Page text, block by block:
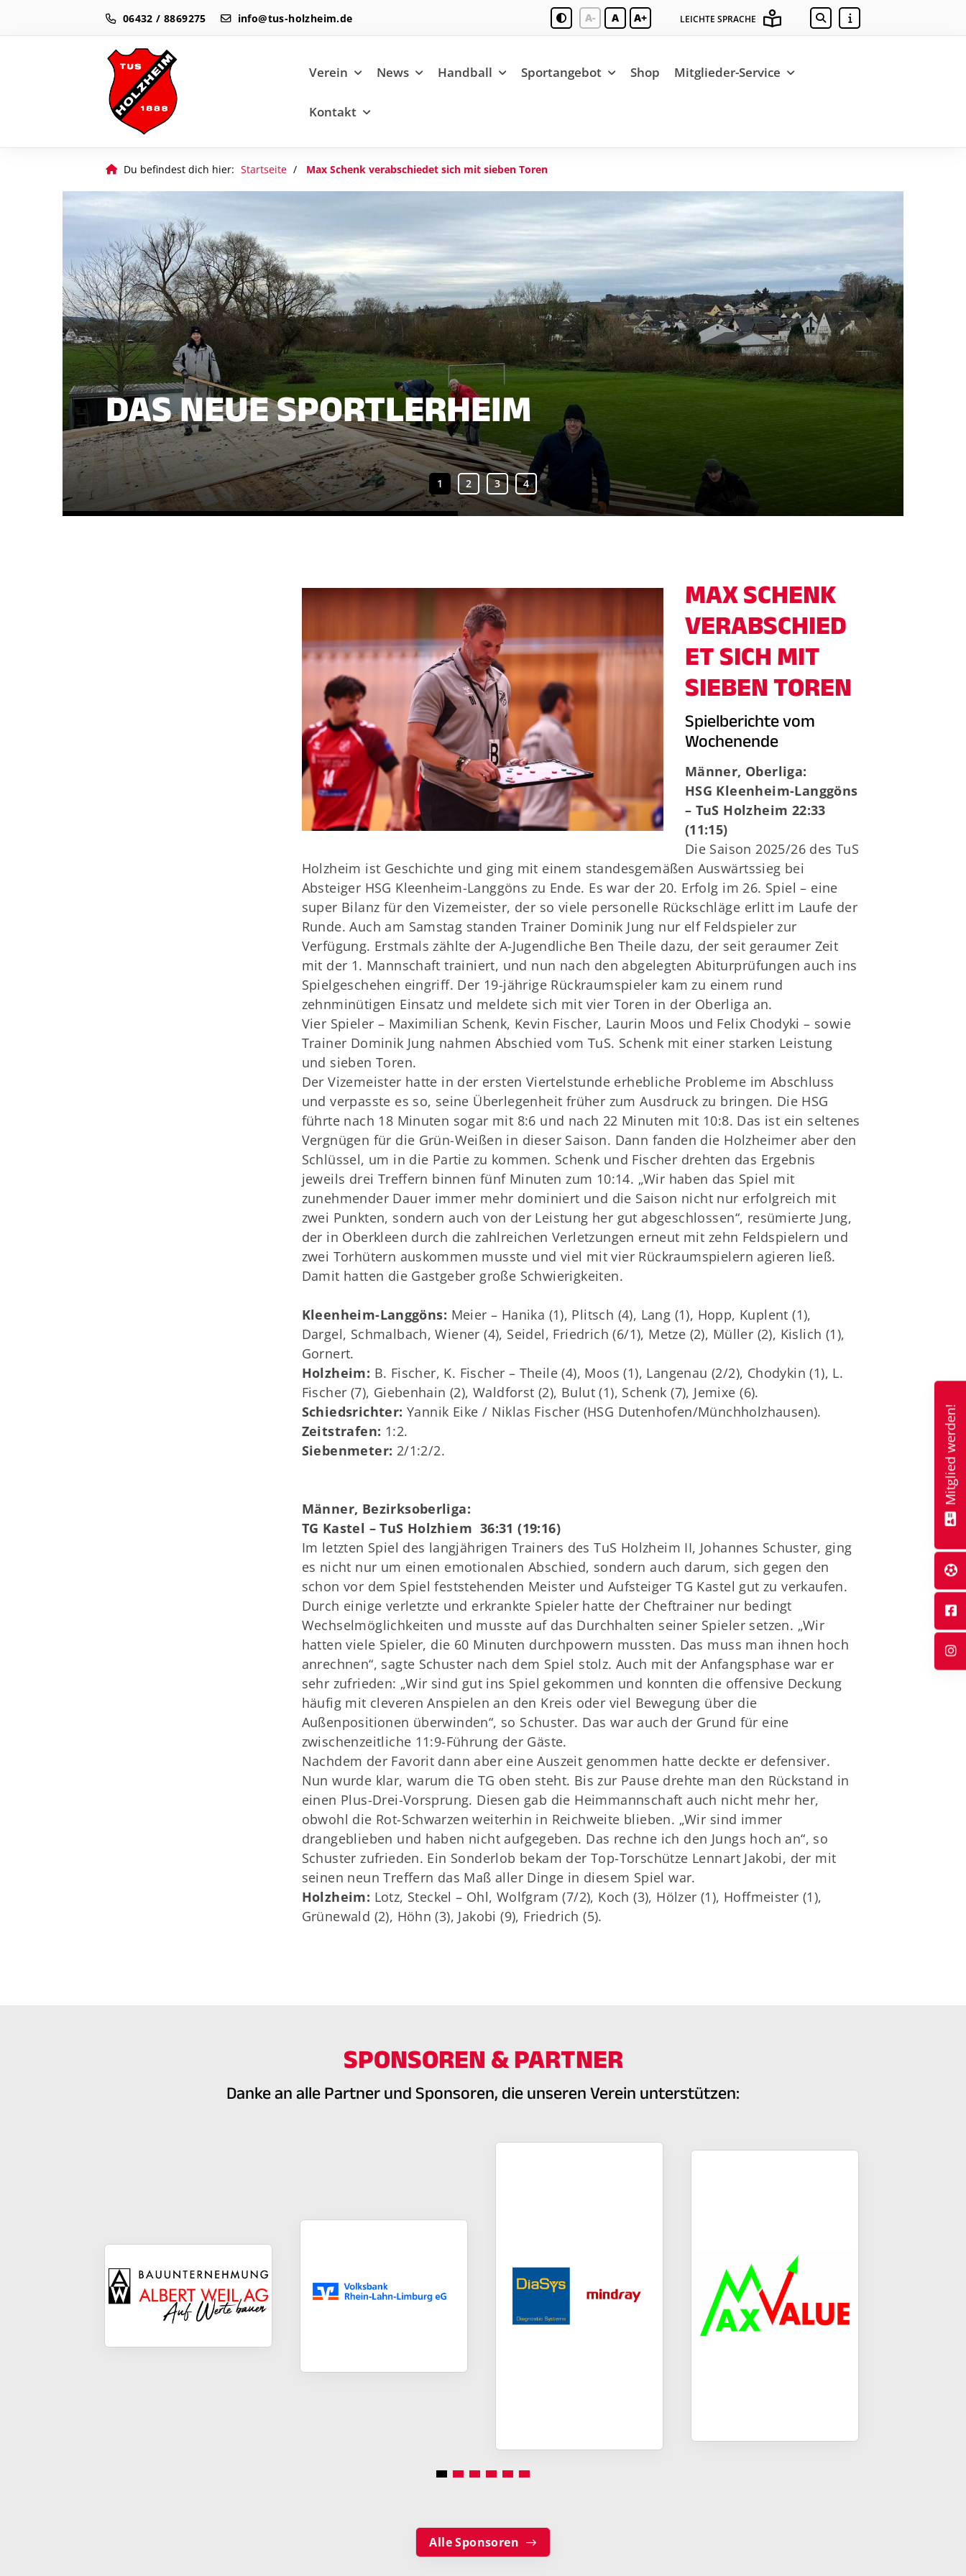
06432 / 8869275 info@tus-holzheim.de A- A A+ LEICHTE SPRACHE
Verein News Handball Sportangebot Shop Mitglieder-Service
Kontakt
Du befindest dich hier: Startseite Max Schenk verabschiedet sich mit sieben Toren
DAS NEUE SPORTLERHEIM
MAX SCHENK
VERABSCHIED
ET SICH MIT
SIEBEN TOREN
Spielberichte vom
Wochenende
Männer, Oberliga:
HSG Kleenheim-Langgöns
– TuS Holzheim 22:33
(11:15)
Die Saison 2025/26 des TuS
Holzheim ist Geschichte und ging mit einem standesgemäßen Auswärtssieg bei
Absteiger HSG Kleenheim-Langgöns zu Ende. Es war der 20. Erfolg im 26. Spiel – eine
super Bilanz für den Vizemeister, der so viele personelle Rückschläge erlitt im Laufe der
Runde. Auch am Samstag standen Trainer Dominik Jung nur elf Feldspieler zur
Verfügung. Erstmals zählte der A-Jugendliche Ben Theile dazu, der seit geraumer Zeit
mit der 1. Mannschaft trainiert, und nun nach den abgelegten Abiturprüfungen auch ins
Spielgeschehen eingriff. Der 19-jährige Rückraumspieler kam zu einem rund
zehnminütigen Einsatz und meldete sich mit vier Toren in der Oberliga an.
Vier Spieler – Maximilian Schenk, Kevin Fischer, Laurin Moos und Felix Chodyki – sowie
Trainer Dominik Jung nahmen Abschied vom TuS. Schenk mit einer starken Leistung
und sieben Toren.
Der Vizemeister hatte in der ersten Viertelstunde erhebliche Probleme im Abschluss
und verpasste es so, seine Überlegenheit früher zum Ausdruck zu bringen. Die HSG
führte nach 18 Minuten sogar mit 8:6 und nach 22 Minuten mit 10:8. Das ist ein seltenes
Vergnügen für die Grün-Weißen in dieser Saison. Dann fanden die Holzheimer aber den
Schlüssel, um in die Partie zu kommen. Schenk und Fischer drehten das Ergebnis
jeweils drei Treffern binnen fünf Minuten zum 10:14. „Wir haben das Spiel mit
zunehmender Dauer immer mehr dominiert und die Saison nicht nur erfolgreich mit
zwei Punkten, sondern auch von der Leistung her gut abgeschlossen“, resümierte Jung,
der in Oberkleen durch die zahlreichen Verletzungen erneut mit zehn Feldspielern und
zwei Torhütern auskommen musste und viel mit vier Rückraumspielern agieren ließ.
Damit hatten die Gastgeber große Schwierigkeiten.
Kleenheim-Langgöns: Meier – Hanika (1), Plitsch (4), Lang (1), Hopp, Kuplent (1),
Dargel, Schmalbach, Wiener (4), Seidel, Friedrich (6/1), Metze (2), Müller (2), Kislich (1),
Gornert.
Holzheim: B. Fischer, K. Fischer – Theile (4), Moos (1), Langenau (2/2), Chodykin (1), L.
Fischer (7), Giebenhain (2), Waldforst (2), Bulut (1), Schenk (7), Jemixe (6).
Schiedsrichter: Yannik Eike / Niklas Fischer (HSG Dutenhofen/Münchholzhausen).
Zeitstrafen: 1:2.
Siebenmeter: 2/1:2/2.
Männer, Bezirksoberliga:
TG Kastel – TuS Holzhiem 36:31 (19:16)
Im letzten Spiel des langjährigen Trainers des TuS Holzheim II, Johannes Schuster, ging
es nicht nur um einen emotionalen Abschied, sondern auch darum, sich gegen den
schon vor dem Spiel feststehenden Meister und Aufsteiger TG Kastel gut zu verkaufen.
Durch einige verletzte und erkrankte Spieler hatte der Cheftrainer nur bedingt
Wechselmöglichkeiten und musste auf das Durchhalten seiner Spieler setzen. „Wir
hatten viele Spieler, die 60 Minuten durchpowern mussten. Das muss man ihnen hoch
anrechnen“, sagte Schuster nach dem Spiel stolz. Auch mit der Anfangsphase war er
sehr zufrieden: „Wir sind gut ins Spiel gekommen und konnten die offensive Deckung
häufig mit cleveren Anspielen an den Kreis oder viel Bewegung über die
Außenpositionen überwinden“, so Schuster. Das war auch der Grund für eine
zwischenzeitliche 11:9-Führung der Gäste.
Nachdem der Favorit dann aber eine Auszeit genommen hatte deckte er defensiver.
Nun wurde klar, warum die TG oben steht. Bis zur Pause drehte man den Rückstand in
einen Plus-Drei-Vorsprung. Diesen gab die Heimmannschaft auch nicht mehr her,
obwohl die Rot-Schwarzen weiterhin in Reichweite blieben. „Wir sind immer
drangeblieben und haben nicht aufgegeben. Das rechne ich den Jungs hoch an“, so
Schuster zufrieden. Ein Sonderlob bekam der Top-Torschütze Lennart Jakobi, der mit
seinen neun Treffern das Maß aller Dinge in diesem Spiel war.
Holzheim: Lotz, Steckel – Ohl, Wolfgram (7/2), Koch (3), Hölzer (1), Hoffmeister (1),
Grünewald (2), Höhn (3), Jakobi (9), Friedrich (5).
SPONSOREN & PARTNER
Danke an alle Partner und Sponsoren, die unseren Verein unterstützen:
Alle Sponsoren
Mitglied werden!
Sportangebote finden
Handball
Turnen
Mitglieder-Service
Downloads
Termine